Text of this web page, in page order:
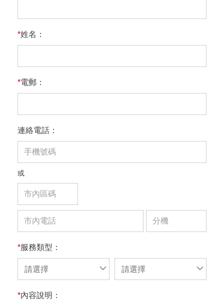
*姓名：
*電郵：
連絡電話：
或
*服務類型：
請選擇 請選擇
*內容說明：